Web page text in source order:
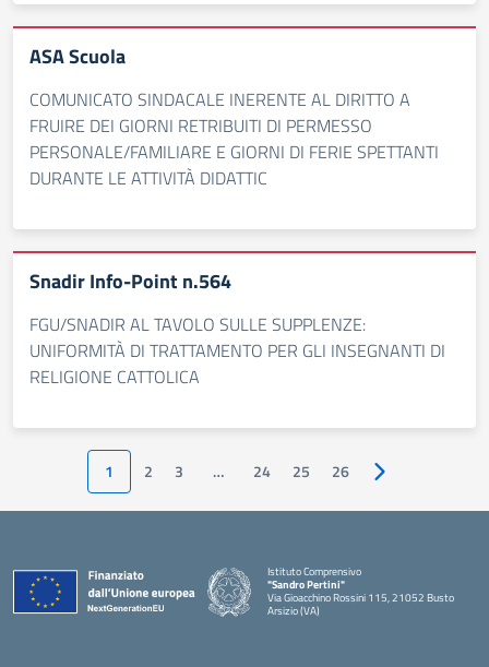
ASA Scuola
COMUNICATO SINDACALE INERENTE AL DIRITTO A
FRUIRE DEI GIORNI RETRIBUITI DI PERMESSO
PERSONALE/FAMILIARE E GIORNI DI FERIE SPETTANTI
DURANTE LE ATTIVITÀ DIDATTIC
Snadir Info-Point n.564
FGU/SNADIR AL TAVOLO SULLE SUPPLENZE:
UNIFORMITÀ DI TRATTAMENTO PER GLI INSEGNANTI DI
RELIGIONE CATTOLICA
1 2 3 … 24 25 26 Pagina
Istituto Comprensivo
"Sandro Pertini"
Via Gioacchino Rossini 115, 21052 Busto
Arsizio (VA)